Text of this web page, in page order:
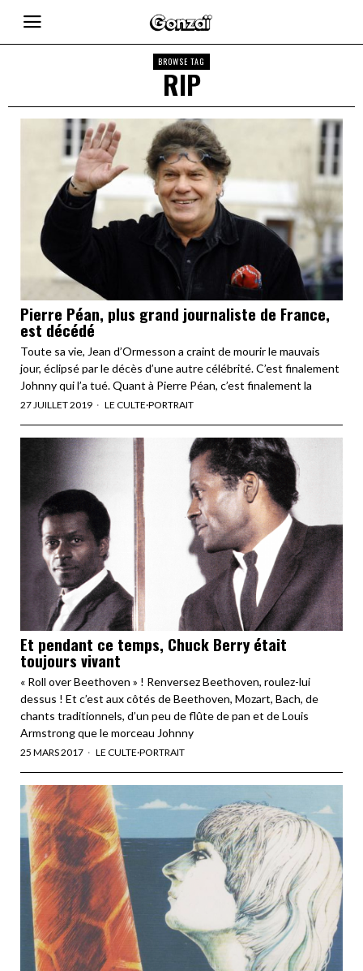
BROWSE TAG
RIP
Pierre Péan, plus grand journaliste de France,
est décédé
Toute sa vie, Jean d’Ormesson a craint de mourir le mauvais
jour, éclipsé par le décès d’une autre célébrité. C’est finalement
Johnny qui l’a tué. Quant à Pierre Péan, c’est finalement la
27 JUILLET 2019 LE CULTE·PORTRAIT
Et pendant ce temps, Chuck Berry était
toujours vivant
« Roll over Beethoven » ! Renversez Beethoven, roulez-lui
dessus ! Et c’est aux côtés de Beethoven, Mozart, Bach, de
chants traditionnels, d’un peu de flûte de pan et de Louis
Armstrong que le morceau Johnny
25 MARS 2017 LE CULTE·PORTRAIT